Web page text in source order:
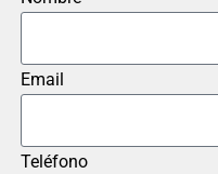
Email
Teléfono